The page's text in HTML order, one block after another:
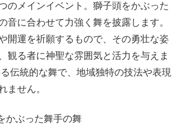
のメインイベント。獅子頭をかぶった
音に合わせて力強く舞を披露します。
開運を祈願するもので、その勇壮な姿
観る者に神聖な雰囲気と活力を与えま
伝統的な舞で、地域独特の技法や表現
ません。
かぶった舞手の舞